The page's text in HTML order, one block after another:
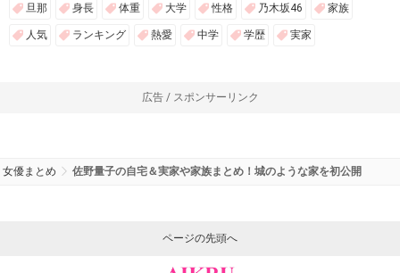
旦那 身長 体重 大学 性格 乃木坂46 家族
人気 ランキング 熱愛 中学 学歴 実家
広告 / スポンサーリンク
女優まとめ 佐野量子の自宅＆実家や家族まとめ！城のような家を初公開
ページの先頭へ